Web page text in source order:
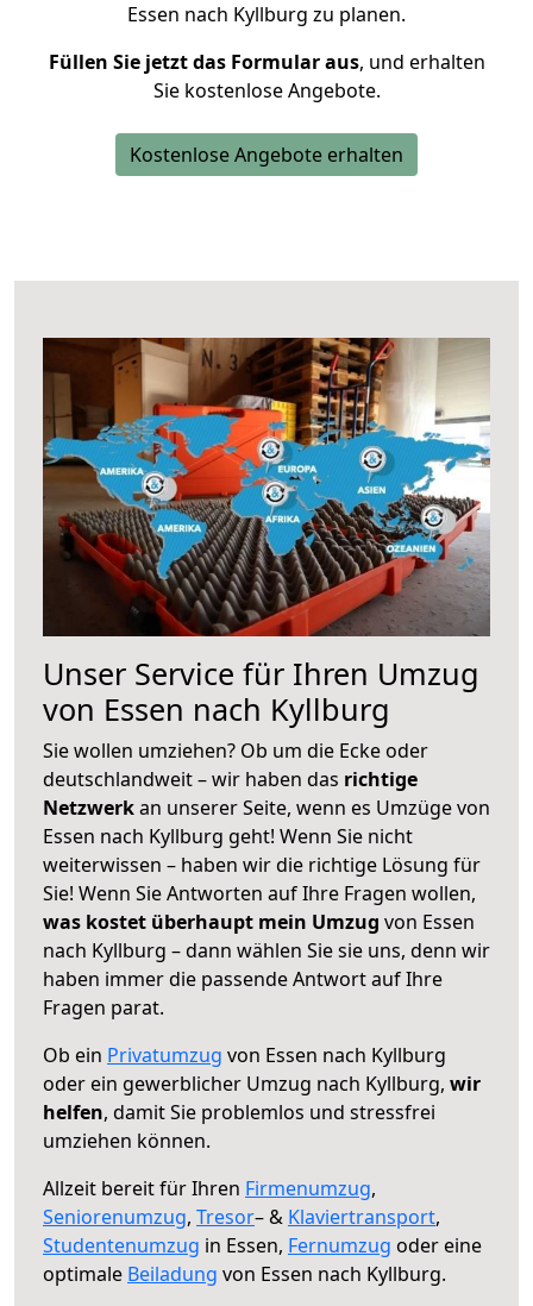
Essen nach Kyllburg zu planen.
Füllen Sie jetzt das Formular aus, und erhalten
Sie kostenlose Angebote.
Kostenlose Angebote erhalten
Unser Service für Ihren Umzug
von Essen nach Kyllburg
Sie wollen umziehen? Ob um die Ecke oder
deutschlandweit – wir haben das richtige
Netzwerkan unserer Seite, wenn es Umzüge von
Essen nach Kyllburg geht! Wenn Sie nicht
weiterwissen – haben wir die richtige Lösung für
Sie! Wenn Sie Antworten auf Ihre Fragen wollen,
was kostet überhaupt mein Umzug von Essen
nach Kyllburg – dann wählen Sie sie uns, denn wir
haben immer die passende Antwort auf Ihre
Fragen parat.
Ob ein Privatumzug von Essen nach Kyllburg
oder ein gewerblicher Umzug nach Kyllburg, wir
helfen, damit Sie problemlos und stressfrei
umziehen können.
Allzeit bereit für Ihren Firmenumzug,
Seniorenumzug, Tresor– & Klaviertransport,
Studentenumzug in Essen, Fernumzug oder eine
optimale Beiladung von Essen nach Kyllburg.